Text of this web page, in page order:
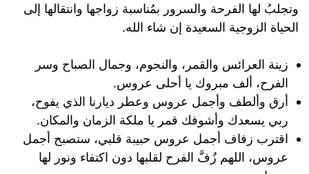
وتجلبُ لها الفرحة والسرور بمُناسبة زواجها وانتقالها إلى
الحياة الزوجية السعيدة إن شاء الله.
زينة العرائس والقمر، والنجوم، وجمال الصباح وسر
الفرح، ألف مبروك يا أحلى عروس.
أرق وألطف وأجمل عروس وعطر ديارنا الذي يفوح،
ربي يسعدك وأشوفك قمر يا ملكة الزمان والمكان.
اقترب زفاف أجمل عروس حبيبة قلبي، ستصبح أجمل
عروس، اللهم زُفَّ الفرح لقلبها دون اكتفاء ونور لها